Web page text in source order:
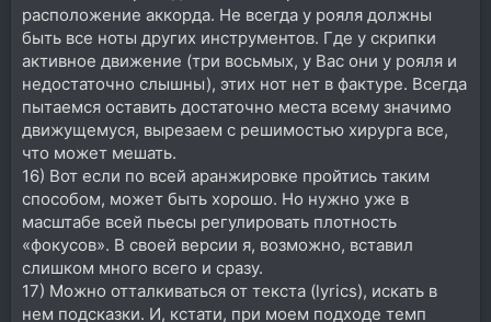
расположение аккорда. Не всегда у рояля должны
быть все ноты других инструментов. Где у скрипки
активное движение (три восьмых, у Вас они у рояля и
недостаточно слышны), этих нот нет в фактуре. Всегда
пытаемся оставить достаточно места всему значимо
движущемуся, вырезаем с решимостью хирурга все,
что может мешать.
16) Вот если по всей аранжировке пройтись таким
способом, может быть хорошо. Но нужно уже в
масштабе всей пьесы регулировать плотность
«фокусов». В своей версии я, возможно, вставил
слишком много всего и сразу.
17) Можно отталкиваться от текста (lyrics), искать в
нем подсказки. И, кстати, при моем подходе темп